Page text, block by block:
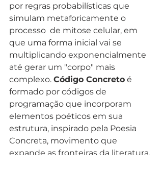
por regras probabilísticas que
simulam metaforicamente o
processo  de mitose celular, em
que uma forma inicial vai se
multiplicando exponencialmente
até gerar um "corpo" mais
complexo. Código Concreto é
formado por códigos de
programação que incorporam
elementos poéticos em sua
estrutura, inspirado pela Poesia
Concreta, movimento que
expande as fronteiras da literatura.